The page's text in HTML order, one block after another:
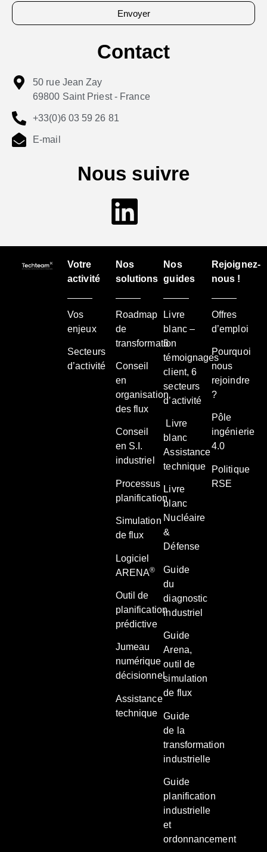
Envoyer
Contact
50 rue Jean Zay
69800 Saint Priest - France
+33(0)6 03 59 26 81
E-mail
Nous suivre
Votre
activité
Vos
enjeux
Secteurs
d’activité
Nos
solutions
Roadmap
de
transformation
Conseil
en
organisation
des flux
Conseil
en S.I.
industriel
Processus
planification
Simulation
de flux
Logiciel
ARENA®
Outil de
planification
prédictive
Jumeau
numérique
décisionnel
Assistance
technique
Nos
guides
Livre
blanc –
6
témoignages
client, 6
secteurs
d’activité
Livre
blanc
Assistance
technique
Livre
blanc
Nucléaire
&
Défense
Guide
du
diagnostic
industriel
Guide
Arena,
outil de
simulation
de flux
Guide
de la
transformation
industrielle
Guide
planification
industrielle
et
ordonnancement
Rejoignez-
nous !
Offres
d’emploi
Pourquoi
nous
rejoindre
?
Pôle
ingénierie
4.0
Politique
RSE